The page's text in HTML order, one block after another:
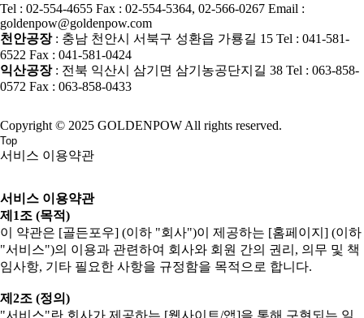
Tel : 02-554-4655 Fax : 02-554-5364, 02-566-0267 Email :
goldenpow@goldenpow.com
천안공장: 충남 천안시 서북구 성환읍 가룡길 15 Tel : 041-581-
6522 Fax : 041-581-0424
익산공장: 전북 익산시 삼기면 삼기농공단지길 38 Tel : 063-858-
0572 Fax : 063-858-0433
Copyright © 2025 GOLDENPOW All rights reserved.
Top
서비스 이용약관
서비스 이용약관
제1조 (목적)
이 약관은 [골든포우] (이하 "회사")이 제공하는 [홈페이지] (이하
"서비스")의 이용과 관련하여 회사와 회원 간의 권리, 의무 및 책
임사항, 기타 필요한 사항을 규정함을 목적으로 합니다.
제2조 (정의)
"서비스"란 회사가 제공하는 [웹사이트/앱]을 통해 구현되는 일